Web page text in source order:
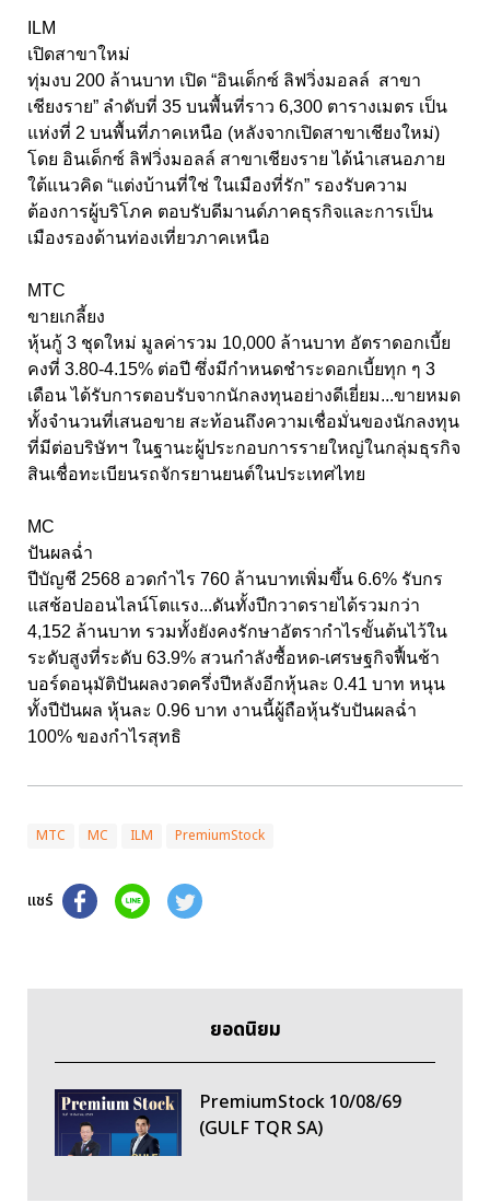
ILM
เปิดสาขาใหม่
ทุ่มงบ 200 ล้านบาท เปิด “อินเด็กซ์ ลิฟวิ่งมอลล์ สาขา
เชียงราย” ลำดับที่ 35 บนพื้นที่ราว 6,300 ตารางเมตร เป็น
แห่งที่ 2 บนพื้นที่ภาคเหนือ (หลังจากเปิดสาขาเชียงใหม่)
โดย อินเด็กซ์ ลิฟวิ่งมอลล์ สาขาเชียงราย ได้นำเสนอภาย
ใต้แนวคิด “แต่งบ้านที่ใช่ ในเมืองที่รัก” รองรับความ
ต้องการผู้บริโภค ตอบรับดีมานด์ภาคธุรกิจและการเป็น
เมืองรองด้านท่องเที่ยวภาคเหนือ
MTC
ขายเกลี้ยง
หุ้นกู้ 3 ชุดใหม่ มูลค่ารวม 10,000 ล้านบาท อัตราดอกเบี้ย
คงที่ 3.80-4.15% ต่อปี ซึ่งมีกำหนดชำระดอกเบี้ยทุก ๆ 3
เดือน ได้รับการตอบรับจากนักลงทุนอย่างดีเยี่ยม...ขายหมด
ทั้งจำนวนที่เสนอขาย สะท้อนถึงความเชื่อมั่นของนักลงทุน
ที่มีต่อบริษัทฯ ในฐานะผู้ประกอบการรายใหญ่ในกลุ่มธุรกิจ
สินเชื่อทะเบียนรถจักรยานยนต์ในประเทศไทย
MC
ปันผลฉ่ำ
ปีบัญชี 2568 อวดกำไร 760 ล้านบาทเพิ่มขึ้น 6.6% รับกร
แสช้อปออนไลน์โตแรง...ดันทั้งปีกวาดรายได้รวมกว่า
4,152 ล้านบาท รวมทั้งยังคงรักษาอัตรากำไรขั้นต้นไว้ใน
ระดับสูงที่ระดับ 63.9% สวนกำลังซื้อหด-เศรษฐกิจฟื้นช้า
บอร์ดอนุมัติปันผลงวดครึ่งปีหลังอีกหุ้นละ 0.41 บาท หนุน
ทั้งปีปันผล หุ้นละ 0.96 บาท งานนี้ผู้ถือหุ้นรับปันผลฉ่ำ
100% ของกำไรสุทธิ
MTC MC ILM PremiumStock
แชร์
ยอดนิยม
PremiumStock 10/08/69
(GULF TQR SA)